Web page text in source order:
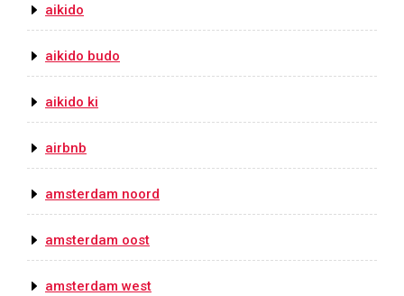
aikido
aikido budo
aikido ki
airbnb
amsterdam noord
amsterdam oost
amsterdam west